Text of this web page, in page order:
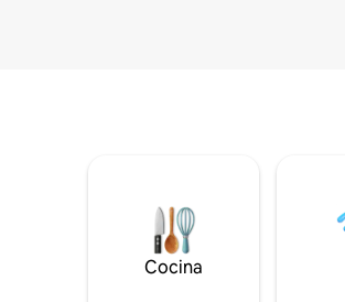
Cocina